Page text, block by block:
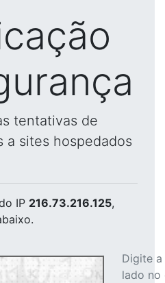
tentativas de
a sites hospedados
IP 216.73.216.125,
Digite
lado no